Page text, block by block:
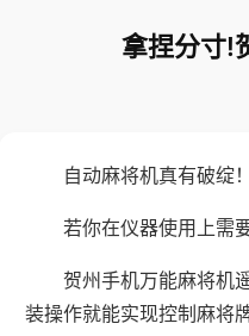
拿捏分寸!
自动麻将机真有破绽
若你在仪器使用上需
贺州手机万能麻将机
装操作就能实现控制麻将